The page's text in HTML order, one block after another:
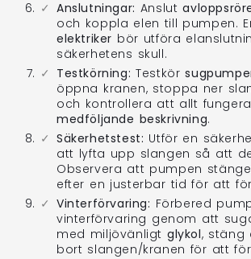
Anslutningar: Anslut
och koppla elen till pumpen.
elektriker bör utföra
säkerhetens skull.
Testkörning: Testkör
öppna kranen, stoppa ner
och kontrollera att allt
medföljande beskrivning.
Säkerhetstest: Utför en
att lyfta upp slangen så att
Observera att pumpen
efter en justerbar tid för att
Vinterförvaring: Förbered
vinterförvaring genom att
med miljövänligt glykol, stäng
bort slangen/kranen för att